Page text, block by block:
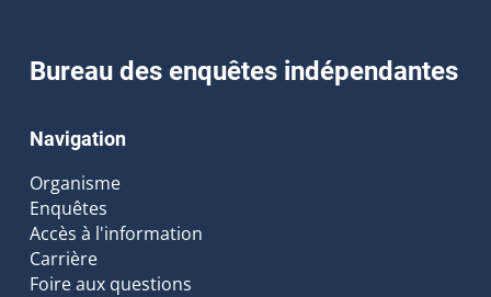
Bureau des enquêtes indépendantes
Navigation
Organisme
Enquêtes
Accès à l'information
Carrière
Foire aux questions